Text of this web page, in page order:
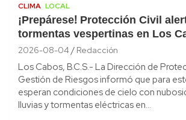
CLIMA LOCAL
¡Prepárese! Protección Civil
tormentas vespertinas en Los
2026-08-04 Redacción
Los Cabos, B.C.S.- La Dirección de
Gestión de Riesgos informó que para
esperan condiciones de cielo con
lluvias y tormentas eléctricas en…